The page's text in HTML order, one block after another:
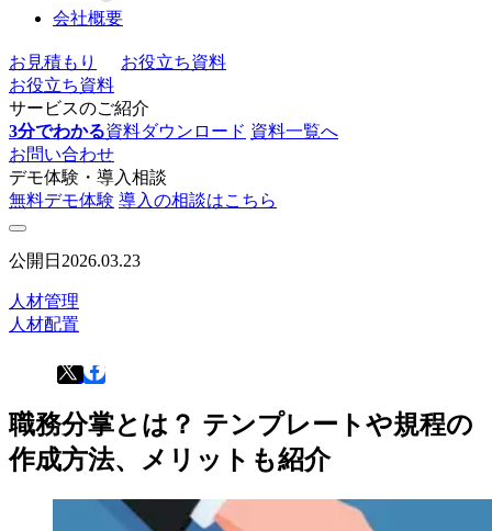
会社概要
お見積もり
お役立ち資料
お役立ち資料
サービスのご紹介
3分でわかる資料ダウンロード 資料一覧へ
お問い合わせ
デモ体験・導入相談
無料デモ体験 導入の相談はこちら
公開日 2026.03.23
人材管理
人材配置
職務分掌とは？ テンプレートや規程の
作成方法、メリットも紹介